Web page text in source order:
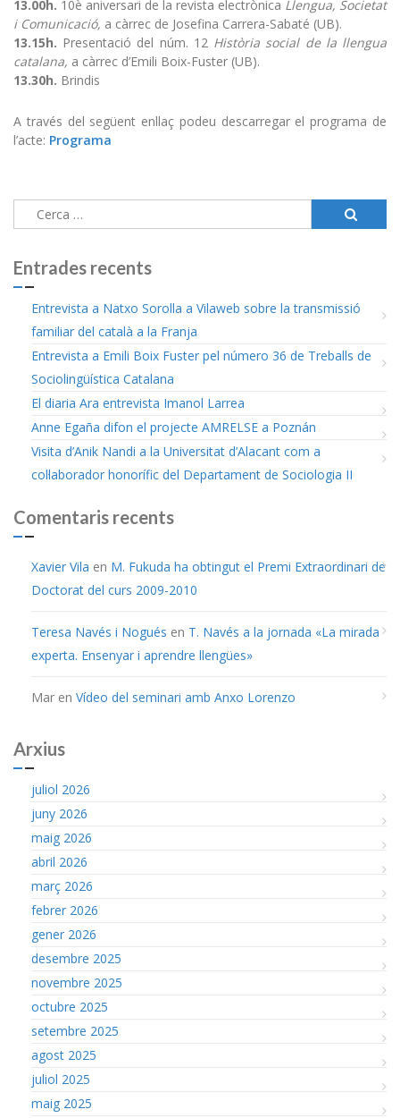
13.00h. 10è aniversari de la revista electrònica Llengua, Societat
i Comunicació, a càrrec de Josefina Carrera-Sabaté (UB).
13.15h. Presentació del núm. 12 Història social de la llengua
catalana, a càrrec d’Emili Boix-Fuster (UB).
13.30h. Brindis
A través del següent enllaç podeu descarregar el programa de
l’acte: Programa
Cerca:
Entrades recents
Entrevista a Natxo Sorolla a Vilaweb sobre la transmissió
familiar del català a la Franja
Entrevista a Emili Boix Fuster pel número 36 de Treballs de
Sociolingüística Catalana
El diaria Ara entrevista Imanol Larrea
Anne Egaña difon el projecte AMRELSE a Poznán
Visita d’Anik Nandi a la Universitat d’Alacant com a
col·laborador honorífic del Departament de Sociologia II
Comentaris recents
Xavier Vila en M. Fukuda ha obtingut el Premi Extraordinari de
Doctorat del curs 2009-2010
Teresa Navés i Nogués en T. Navés a la jornada «La mirada
experta. Ensenyar i aprendre llengües»
Mar en Vídeo del seminari amb Anxo Lorenzo
Arxius
juliol 2026
juny 2026
maig 2026
abril 2026
març 2026
febrer 2026
gener 2026
desembre 2025
novembre 2025
octubre 2025
setembre 2025
agost 2025
juliol 2025
maig 2025